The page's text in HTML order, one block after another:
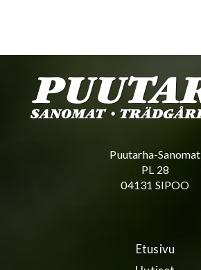
Puutarha-Sanomat
PL 28
04131 SIPOO
Etusivu